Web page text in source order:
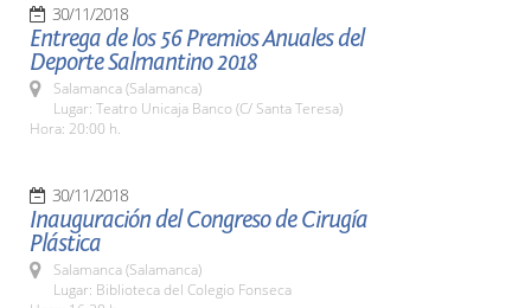
30/11/2018
Entrega de los 56 Premios Anuales del
Deporte Salmantino 2018
Salamanca (Salamanca)
Lugar: Teatro Unicaja Banco (C/ Santa Teresa)
Hora: 20:00 h.
30/11/2018
Inauguración del Congreso de Cirugía
Plástica
Salamanca (Salamanca)
Lugar: Biblioteca del Colegio Fonseca